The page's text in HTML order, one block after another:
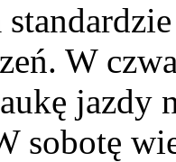
W
jazdy
sobotę